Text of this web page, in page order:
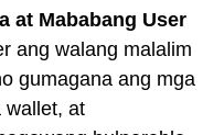
at Mababang User
ang walang malalim
gumagana ang mga
wallet, at